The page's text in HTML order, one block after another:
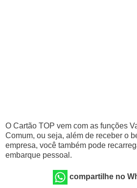
O Cartão TOP vem com as funções
Comum, ou seja, além de receber o
empresa, você também pode
embarque pessoal.
compartilhe no